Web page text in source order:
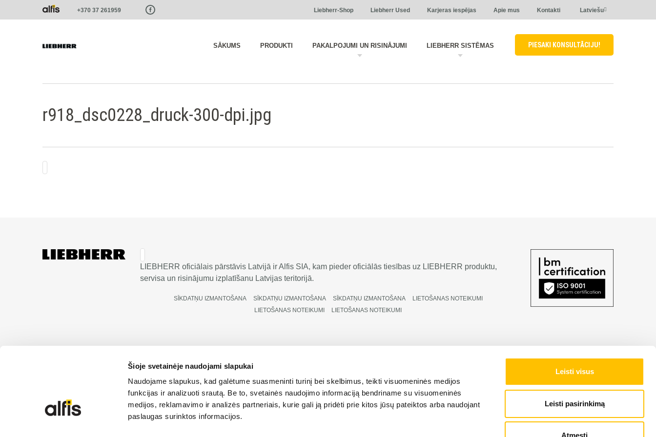
Šioje svetainėje naudojami slapukai
Naudojame slapukus, kad galėtume suasmeninti turinį bei skelbimus, teikti visuomeninės medijos
funkcijas ir analizuoti srautą. Be to, svetainės naudojimo informaciją bendriname su visuomeninės
medijos, reklamavimo ir analizės partneriais, kurie gali ją pridėti prie kitos jūsų pateiktos arba naudojant
paslaugas surinktos informacijos.
Leisti visus
Leisti pasirinkimą
Atmesti
Paste this code as high in the of the page as possible:
+370 37 261959 Liebherr-Shop Liebherr Used Karjeras iespējas Apie mus Kontakti Latviešu
SĀKUMS PRODUKTI PAKALPOJUMI UN RISINĀJUMI LIEBHERR SISTĒMAS PIESAKI KONSULTĀCIJU!
r918_dsc0228_druck-300-dpi.jpg
LIEBHERR oficiālais pārstāvis Latvijā ir Alfis SIA, kam pieder oficiālās tiesības uz LIEBHERR produktu,
servisa un risinājumu izplatīšanu Latvijas teritorijā.
SĪKDATŅU IZMANTOŠANA SĪKDATŅU IZMANTOŠANA SĪKDATŅU IZMANTOŠANA
LIETOŠANAS NOTEIKUMI
LIETOŠANAS NOTEIKUMI
LIETOŠANAS NOTEIKUMI
© 2026 Liebherr | Alfis SIA | Visas tiesības aizsargātas